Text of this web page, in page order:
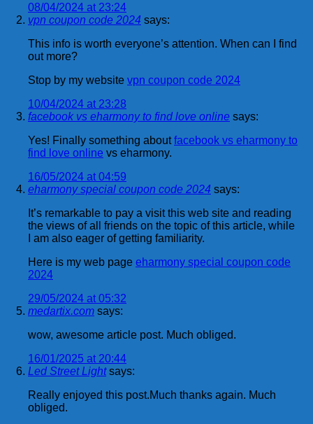
08/04/2024 at 23:24
vpn coupon code 2024 says:
This info is worth everyone’s attention. When can I find
out more?
Stop by my website vpn coupon code 2024
10/04/2024 at 23:28
facebook vs eharmony to find love online says:
Yes! Finally something aboutfacebook vs eharmony to
find love online vs eharmony.
16/05/2024 at 04:59
eharmony special coupon code 2024 says:
It’s remarkable to pay a visit this web site and reading
the views of all friends on the topic of this article, while
I am also eager of getting familiarity.
Here is my web page eharmony special coupon code
2024
29/05/2024 at 05:32
medartix.com says:
wow, awesome article post. Much obliged.
16/01/2025 at 20:44
Led Street Light says:
Really enjoyed this post.Much thanks again. Much
obliged.